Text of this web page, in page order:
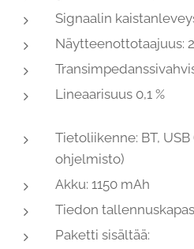
Signaalin
Näytteenottotaajuus:
Lineaarisuus 0,1 %
Tietoliikenne: BT,
ohjelmisto)
Akku: 1150 mAh
Tiedon
Paketti sisältää: